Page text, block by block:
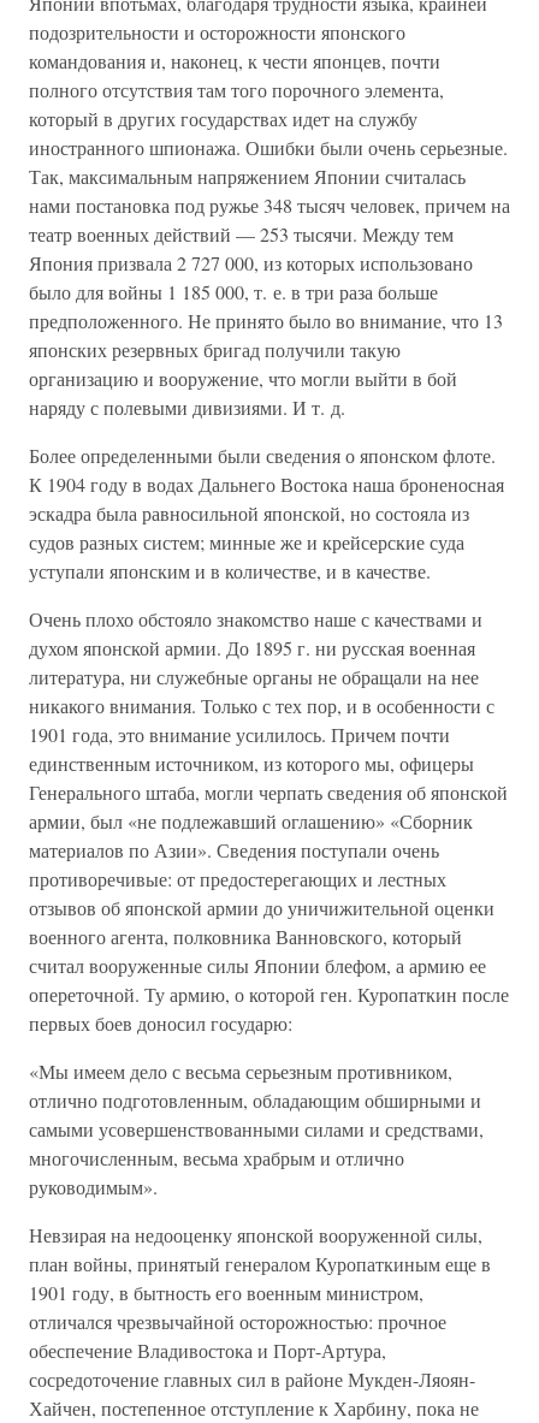
подозрительности и осторожности японского
командования и, наконец, к чести японцев, почти
полного отсутствия там того порочного элемента,
который в других государствах идет на службу
иностранного шпионажа. Ошибки были очень серьезные.
Так, максимальным напряжением Японии считалась
нами постановка под ружье 348 тысяч человек, причем на
театр военных действий — 253 тысячи. Между тем
Япония призвала 2 727 000, из которых использовано
было для войны 1 185 000, т. е. в три раза больше
предположенного. Не принято было во внимание, что 13
японских резервных бригад получили такую
организацию и вооружение, что могли выйти в бой
наряду с полевыми дивизиями. И т. д.
Более определенными были сведения о японском флоте.
К 1904 году в водах Дальнего Востока наша броненосная
эскадра была равносильной японской, но состояла из
судов разных систем; минные же и крейсерские суда
уступали японским и в количестве, и в качестве.
Очень плохо обстояло знакомство наше с качествами и
духом японской армии. До 1895 г. ни русская военная
литература, ни служебные органы не обращали на нее
никакого внимания. Только с тех пор, и в особенности с
1901 года, это внимание усилилось. Причем почти
единственным источником, из которого мы, офицеры
Генерального штаба, могли черпать сведения об японской
армии, был «не подлежавший оглашению» «Сборник
материалов по Азии». Сведения поступали очень
противоречивые: от предостерегающих и лестных
отзывов об японской армии до уничижительной оценки
военного агента, полковника Ванновского, который
считал вооруженные силы Японии блефом, а армию ее
опереточной. Ту армию, о которой ген. Куропаткин после
первых боев доносил государю:
«Мы имеем дело с весьма серьезным противником,
отлично подготовленным, обладающим обширными и
самыми усовершенствованными силами и средствами,
многочисленным, весьма храбрым и отлично
руководимым».
Невзирая на недооценку японской вооруженной силы,
план войны, принятый генералом Куропаткиным еще в
1901 году, в бытность его военным министром,
отличался чрезвычайной осторожностью: прочное
обеспечение Владивостока и Порт-Артура,
сосредоточение главных сил в районе Мукден-Ляоян-
Хайчен, постепенное отступление к Харбину, пока не